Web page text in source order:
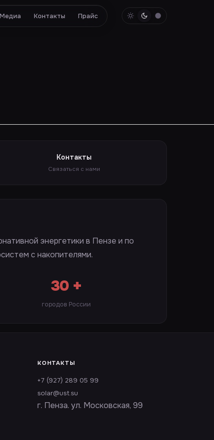
Медиа Контакты Прайс
Контакты
Связаться с нами
энергетики в Пензе и по
с накопителями.
30 +
городов России
КОНТАКТЫ
+7 (927) 289 05 99
solar@ust.su
г. Пенза. ул. Московская, 99